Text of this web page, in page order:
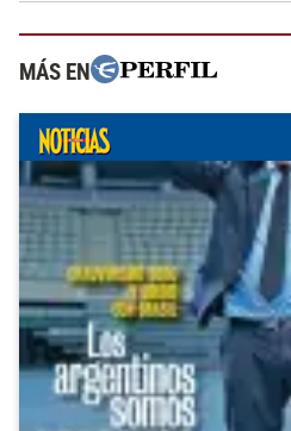
MÁS EN